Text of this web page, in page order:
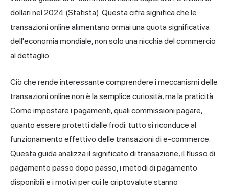
dollari nel 2024 (Statista). Questa cifra significa che le
transazioni online alimentano ormai una quota significativa
dell'economia mondiale, non solo una nicchia del commercio
al dettaglio.
Ciò che rende interessante comprendere i meccanismi delle
transazioni online non è la semplice curiosità, ma la praticità.
Come impostare i pagamenti, quali commissioni pagare,
quanto essere protetti dalle frodi: tutto si riconduce al
funzionamento effettivo delle transazioni di e-commerce.
Questa guida analizza il significato di transazione, il flusso di
pagamento passo dopo passo, imetodi di pagamento
disponibili e i motivi per cui le criptovalute stanno